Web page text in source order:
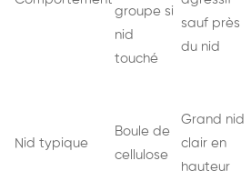
groupe si
nid
touché
sauf près
du nid
Nid typique
Boule de
cellulose
Grand nid
clair en
hauteur